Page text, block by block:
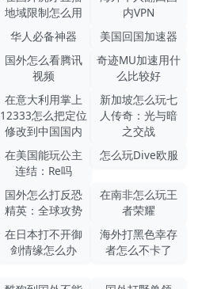
地域限制怎么用
内VPN
华人必备神器
美国回国加速器
国外怎么看腾讯
视频
奇迹MU加速用什
么比较好
在意大利用掌上
12333怎么把定位
修改到中国国内
新加坡怎么玩七
人传奇：光与暗
之交战
在美国能玩公主
连结：Re吗
怎么玩Dive欧服
国外怎么打反恐
精英：全球攻势
在南非怎么玩王
者荣耀
在日本打不开御
剑情缘怎么办
海外打黑色幸存
者怎么不卡了